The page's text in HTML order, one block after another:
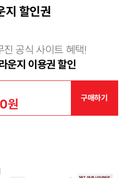
지 할인권
진 공식 사이트 혜택!
운지 이용권 할인
원 구매하기